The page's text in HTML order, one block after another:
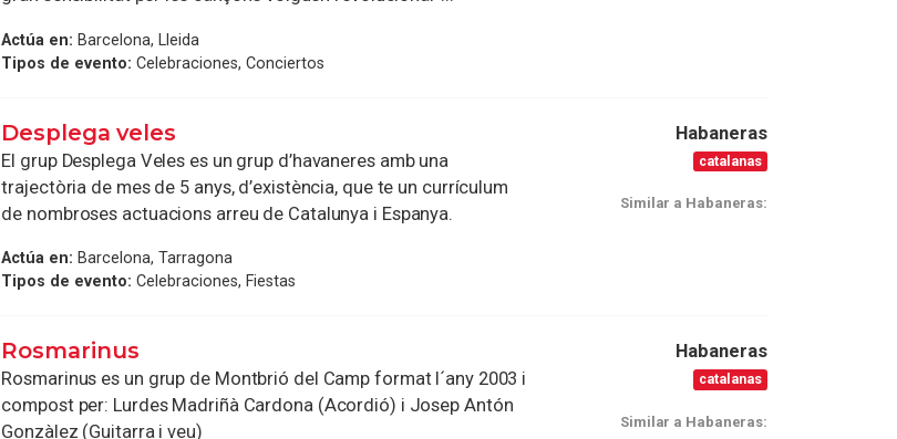
Actúa en: Barcelona, Lleida
Tipos de evento: Celebraciones, Conciertos
Desplega veles
El grup Desplega Veles es un grup d’havaneres amb una
trajectòria de mes de 5 anys, d’existència, que te un currículum
de nombroses actuacions arreu de Catalunya i Espanya.
Actúa en: Barcelona, Tarragona
Tipos de evento: Celebraciones, Fiestas
Habaneras
catalanas
Similar a Habaneras:
Rosmarinus
Rosmarinus es un grup de Montbrió del Camp format l´any 2003 i
compost per: Lurdes Madriñà Cardona (Acordió) i Josep Antón
Gonzàlez (Guitarra i veu)
Habaneras
catalanas
Similar a Habaneras: